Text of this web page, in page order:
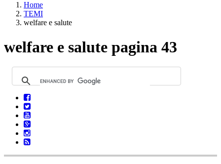
Home
TEMI
welfare e salute
welfare e salute pagina 43